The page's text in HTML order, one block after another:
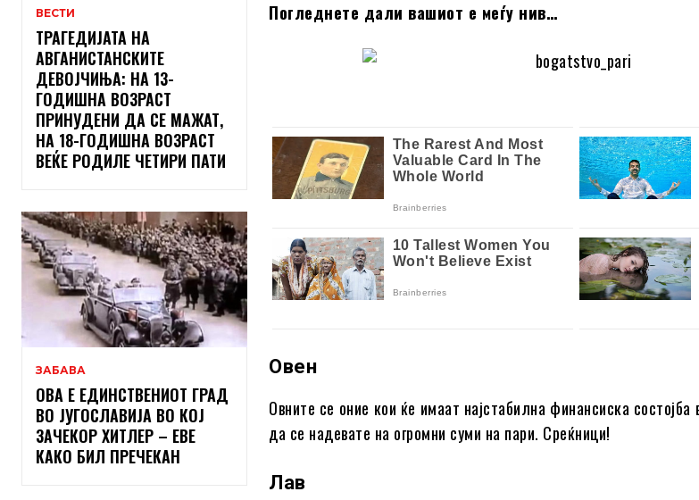
ВЕСТИ
ТРАГЕДИЈАТА НА
АВГАНИСТАНСКИТЕ
ДЕВОЈЧИЊА: НА 13-
ГОДИШНА ВОЗРАСТ
ПРИНУДЕНИ ДА СЕ МАЖАТ,
НА 18-ГОДИШНА ВОЗРАСТ
ВЕЌЕ РОДИЛЕ ЧЕТИРИ ПАТИ
ЗАБАВА
ОВА Е ЕДИНСТВЕНИОТ ГРАД
ВО ЈУГОСЛАВИЈА ВО КОЈ
ЗАЧЕКОР ХИТЛЕР – ЕВЕ
КАКО БИЛ ПРЕЧЕКАН
Погледнете дали вашиот е меѓу нив…
Овен
Овните се оние кои ќе имаат најстабилна финансиска
да се надевате на огромни суми на пари. Среќници!
Лав